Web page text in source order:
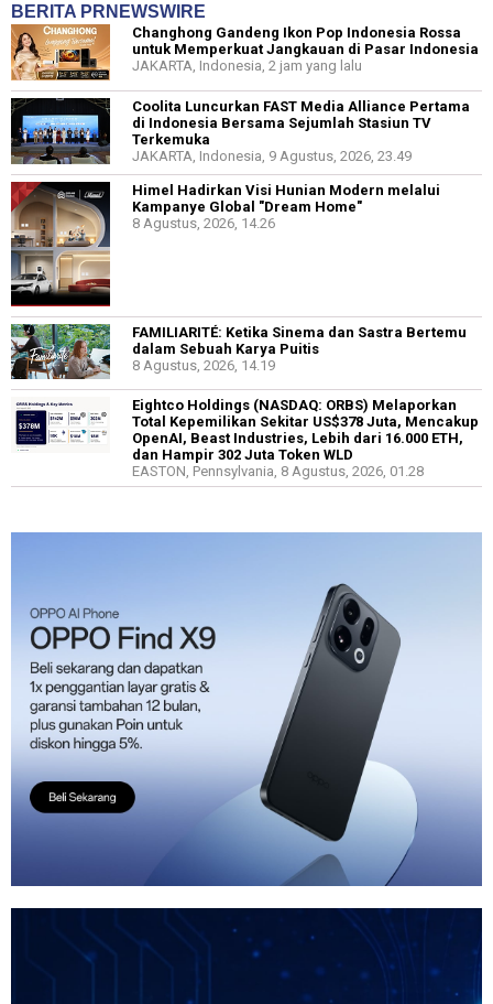
BERITA PRNEWSWIRE
Changhong Gandeng Ikon Pop Indonesia Rossa
untuk Memperkuat Jangkauan di Pasar Indonesia
JAKARTA, Indonesia, 2 jam yang lalu
Coolita Luncurkan FAST Media Alliance Pertama
di Indonesia Bersama Sejumlah Stasiun TV
Terkemuka
JAKARTA, Indonesia, 9 Agustus, 2026, 23.49
Himel Hadirkan Visi Hunian Modern melalui
Kampanye Global "Dream Home"
8 Agustus, 2026, 14.26
FAMILIARITÉ: Ketika Sinema dan Sastra Bertemu
dalam Sebuah Karya Puitis
8 Agustus, 2026, 14.19
Eightco Holdings (NASDAQ: ORBS) Melaporkan
Total Kepemilikan Sekitar US$378 Juta, Mencakup
OpenAI, Beast Industries, Lebih dari 16.000 ETH,
dan Hampir 302 Juta Token WLD
EASTON, Pennsylvania, 8 Agustus, 2026, 01.28